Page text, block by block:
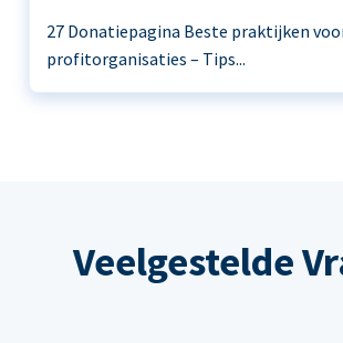
27 Donatiepagina Beste praktijken
profitorganisaties – Tips...
Veelgestelde